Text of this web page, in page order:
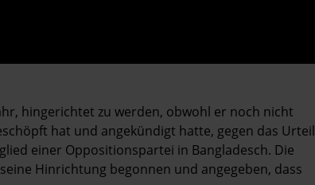
hingerichtet zu werden, obwohl er noch nicht
hat und angekündigt hatte, gegen das Urteil
einer Oppositionspartei in Bangladesch. Die
Hinrichtung begonnen und angegeben, dass